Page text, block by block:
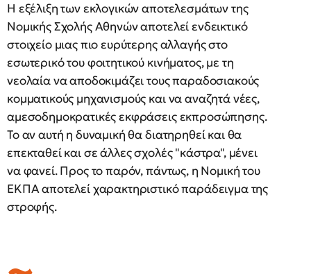
Η εξέλιξη των εκλογικών αποτελεσμάτων της
Νομικής Σχολής Αθηνών αποτελεί ενδεικτικό
στοιχείο μιας πιο ευρύτερης αλλαγής στο
εσωτερικό του φοιτητικού κινήματος, με τη
νεολαία να αποδοκιμάζει τους παραδοσιακούς
κομματικούς μηχανισμούς και να αναζητά νέες,
αμεσοδημοκρατικές εκφράσεις εκπροσώπησης.
Το αν αυτή η δυναμική θα διατηρηθεί και θα
επεκταθεί και σε άλλες σχολές "κάστρα", μένει
να φανεί. Προς το παρόν, πάντως, η Νομική του
ΕΚΠΑ αποτελεί χαρακτηριστικό παράδειγμα της
στροφής.